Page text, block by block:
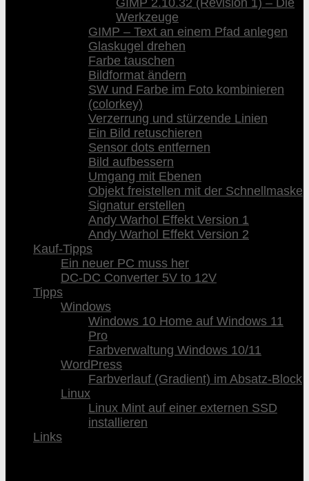
GIMP 2.10.32 (Revision 1) – Die
Werkzeuge
GIMP – Text an einem Pfad anlegen
Glaskugel drehen
Farbe tauschen
Bildformat ändern
SW und Farbe im Foto kombinieren
(colorkey)
Verzerrung und stürzende Linien
Ein Bild retuschieren
Sensor dots entfernen
Bild aufbessern
Umgang mit Ebenen
Objekt freistellen mit der Schnellmaske
Signatur erstellen
Andy Warhol Effekt Version 1
Andy Warhol Effekt Version 2
Kauf-Tipps
Ein neuer PC muss her
DC-DC Converter 5V to 12V
Tipps
Windows
Windows 10 Home auf Windows 11
Pro
Farbverwaltung Windows 10/11
WordPress
Farbverlauf (Gradient) im Absatz-Block
Linux
Linux Mint auf einer externen SSD
installieren
Links